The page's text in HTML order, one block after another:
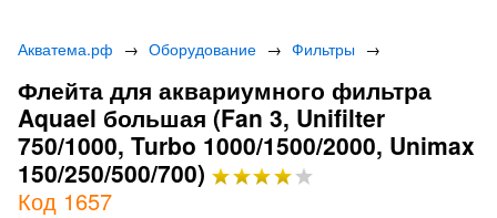
Акватема.рф → Оборудование → Фильтры →
Флейта для аквариумного фильтра
Aquael большая (Fan 3, Unifilter
750/1000, Turbo 1000/1500/2000, Unimax
150/250/500/700)
Код 1657